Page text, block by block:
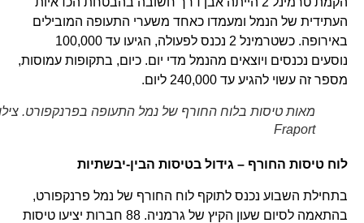
העתידית של הנמל ומעמדו כאחד משערי התעופה המובילים
באירופה. כשטרמינל 2 נכנס לפעולה, הגיעו עד 100,000
נוסעים נכנסים ויוצאים מהנמל מדי יום. כיום, בתקופות עמוסות,
מספר זה עשוי להגיע עד 240,000 ליום.
מאות טיסות בלוח החורף של נמל התעופה בפרנקפורט. צילום
Fraport
לוח טיסות החורף – גידול בטיסות הבין-יבשתיות
בתחילת השבוע נכנס לתוקף לוח החורף של נמל פרנקפורט,
בהתאמה לסיום שעון הקיץ של גרמניה. 88 חברות יציעו טיסות